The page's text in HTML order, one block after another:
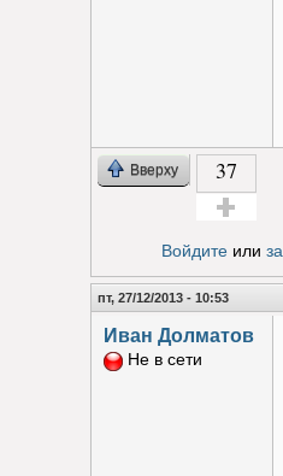
Вверху 37
Войдитеили
пт, 27/12/2013 - 10:53
Иван Долматов
Не в сети